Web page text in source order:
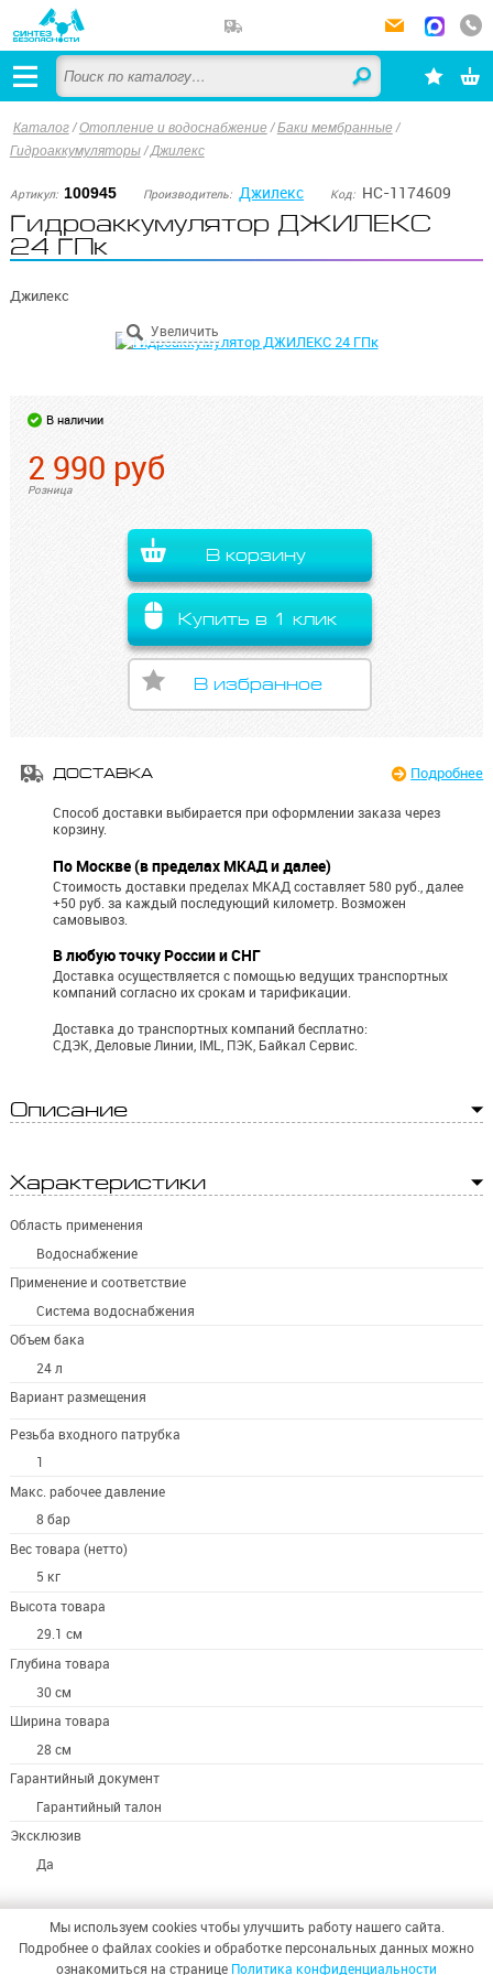
Каталог/Отопление и водоснабжение /Баки мембранные /
Гидроаккумуляторы /Джилекс
Артикул: 100945 Производитель: Джилекс Код: НС-1174609
Гидроаккумулятор ДЖИЛЕКС
24 ГПк
Джилекс
В наличии
2 990 руб
Розница
В корзину
Купить в 1 клик
В избранное
ДОСТАВКА Подробнее
Способ доставки выбирается при оформлении заказа через
корзину.
По Москве (в пределах МКАД и далее)
Стоимость доставки пределах МКАД составляет 580 руб., далее
+50 руб. за каждый последующий километр. Возможен
самовывоз.
В любую точку России и СНГ
Доставка осуществляется с помощью ведущих транспортных
компаний согласно их срокам и тарификации.
Доставка до транспортных компаний бесплатно:
СДЭК, Деловые Линии, IML, ПЭК, Байкал Сервис.
Описание
Характеристики
Область применения
Водоснабжение
Применение и соответствие
Система водоснабжения
Объем бака
24 л
Вариант размещения
Резьба входного патрубка
1
Макс. рабочее давление
8 бар
Вес товара (нетто)
5 кг
Высота товара
29.1 см
Глубина товара
30 см
Ширина товара
28 см
Гарантийный документ
Гарантийный талон
Эксклюзив
Да
Мы используем cookies чтобы улучшить работу нашего сайта.
Подробнее о файлах cookies и обработке персональных данных можно
ознакомиться на странице Политика конфиденциальности